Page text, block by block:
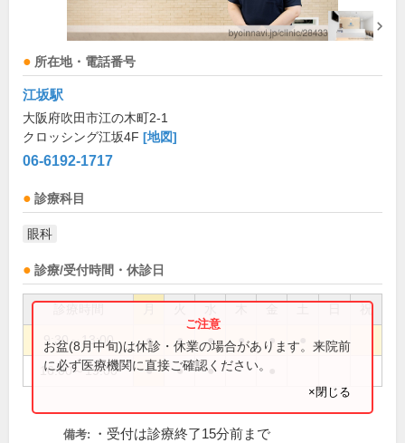
所在地・電話番号
江坂駅
大阪府吹田市江の木町2-1
クロッシング江坂4F [地図]
06-6192-1717
診療科目
眼科
診療/受付時間・休診日
祝
9:30～13:00 ● ● ● ● ●
16:00～19:00 ● ● ●
お盆(8月中旬)は休診・休業の場合があります。来院前
に必ず医療機関に直接ご確認ください。
×閉じる
備考:
・受付は診療終了15分前まで